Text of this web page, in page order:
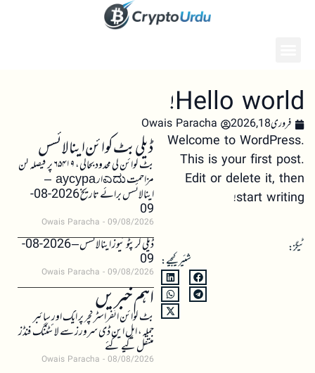
Hello world!
فروری 18, 2026 Owais Paracha
Welcome to WordPress.
This is your first post.
Edit or delete it, then
start writing!
ٹیگز:
شئیر کیجیے:
ڈیلی بٹ کوائن اینالائسس
بٹ کوائن کی محدود بحالی، ۶۵۴۱۹ پر فیصلہ کن
مزاحمت ಎದುار аусура –
اینالائسس برائے تاریخ 2026-08-
09
Owais Paracha 09/08/2026
ڈیلی کرپٹو نیوز اینالائسس – 2026-08-
09
Owais Paracha 09/08/2026
اہم خبریں
بٹ کوائن انفراسٹرکچر پر ایک اور سائبر
حملہ، ایل این ڈی سرورز سے لائٹننگ فنڈز
منتقل کیے گئے
Owais Paracha 08/08/2026